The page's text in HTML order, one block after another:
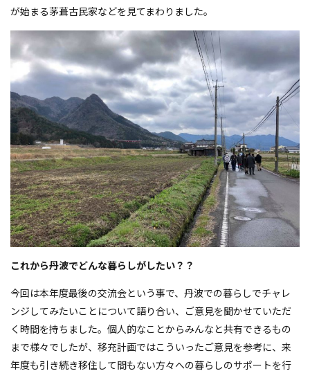
が始まる茅葺古民家などを見てまわりました。
これから丹波でどんな暮らしがしたい？？
今回は本年度最後の交流会という事で、丹波での暮らしでチャレ
ンジしてみたいことについて語り合い、ご意見を聞かせていただ
く時間を持ちました。個人的なことからみんなと共有できるもの
まで様々でしたが、移充計画ではこういったご意見を参考に、来
年度も引き続き移住して間もない方々への暮らしのサポートを行